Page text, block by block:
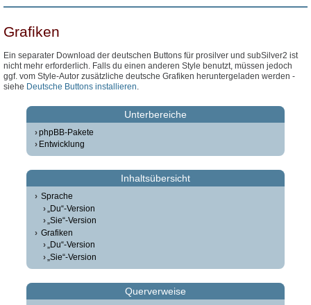
Grafiken
Ein separater Download der deutschen Buttons für prosilver und subSilver2 ist
nicht mehr erforderlich. Falls du einen anderen Style benutzt, müssen jedoch
ggf. vom Style-Autor zusätzliche deutsche Grafiken heruntergeladen werden -
siehe Deutsche Buttons installieren.
Unterbereiche
phpBB-Pakete
Entwicklung
Inhaltsübersicht
Sprache
„Du“-Version
„Sie“-Version
Grafiken
„Du“-Version
„Sie“-Version
Querverweise